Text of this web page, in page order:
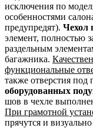
исключения по
особенностями
предупредят). Чехол
элемент, полностью
раздельным
багажника.
функциональные
также отверстия под
оборудованных
шов в чехле
При грамотной
прячутся и